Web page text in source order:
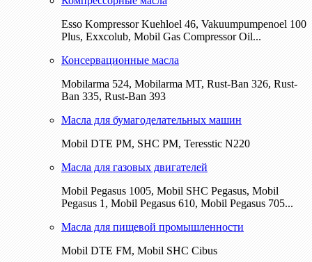
Esso Kompressor Kuehloel 46, Vakuumpumpenoel 100
Plus, Exxcolub, Mobil Gas Compressor Oil...
Консервационные масла
Mobilarma 524, Mobilarma MT, Rust-Ban 326, Rust-
Ban 335, Rust-Ban 393
Масла для бумагоделательных машин
Mobil DTE РМ, SHC PM, Teresstic N220
Масла для газовых двигателей
Mobil Pegasus 1005, Mobil SHC Pegasus, Mobil
Pegasus 1, Mobil Pegasus 610, Mobil Pegasus 705...
Масла для пищевой промышленности
Mobil DTE FM, Mobil SHC Cibus